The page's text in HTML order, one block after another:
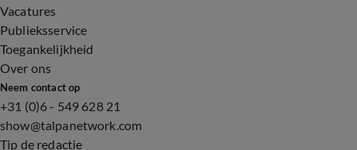
Vacatures
Publieksservice
Toegankelijkheid
Over ons
Neem contact op
+31 (0)6 - 549 628 21
show@talpanetwork.com
Tip de redactie